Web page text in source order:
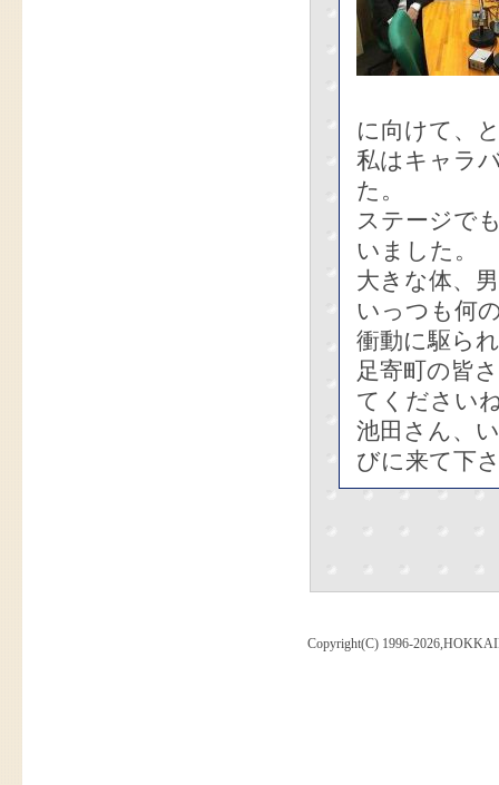
に向けて、
私はキャラ
た。
ステージで
いました。
大きな体、
いっつも何
衝動に駆ら
足寄町の皆
てください
池田さん、
びに来て下
Copyright(C) 1996-